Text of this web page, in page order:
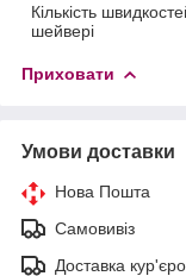
Кількість
шейвері
Приховати
Умови доставки
Нова Пошта
Самовивіз
Доставка